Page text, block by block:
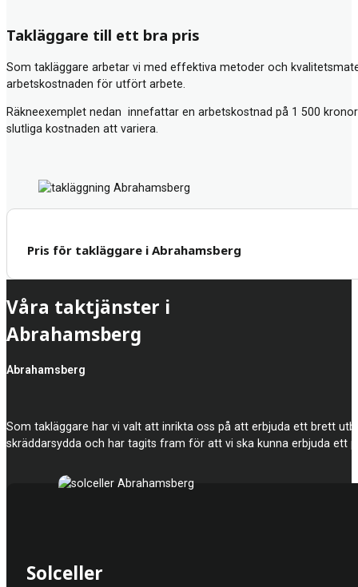
Takläggare till ett bra pris
Som takläggare arbetar vi med effektiva metoder och
arbetskostnaden för utfört arbete.
Räkneexemplet nedan innefattar en arbetskostnad på 1 500
slutliga kostnaden att variera.
Pris för takläggare i Abrahamsberg
Våra taktjänster i
Abrahamsberg
Abrahamsberg
Som takläggare har vi valt att inrikta oss på att erbjuda ett brett
skräddarsydda och har tagits fram för att vi ska kunna erbjuda ett
Solceller